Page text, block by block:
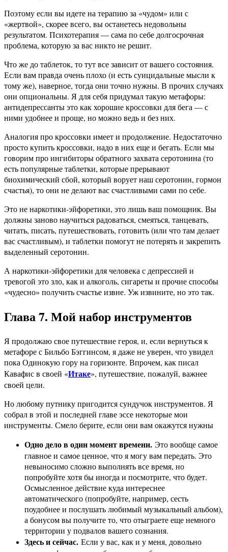
Поэтому если вы идете на терапию за «чудом» или с
«жертвой», скорее всего, вы останетесь недовольны
результатом. Психотерапия — сама по себе долгосрочная
проблема, которую за вас никто не решит.
Что же до таблеток, то тут все зависит от вашего состояния.
Если вам правда очень плохо (и есть суицидальные мысли к
тому же), наверное, тогда они точно нужны. В прочих случаях
они опциональны. Я для себя придумал такую метафоры:
антидепрессанты это как хорошие кроссовки для бега — с
ними удобнее и проще, но можно ведь и без них.
Аналогия про кроссовки имеет и продолжение. Недостаточно
просто купить кроссовки, надо в них еще и бегать. Если мы
говорим про ингибиторы обратного захвата серотонина (то
есть популярные таблетки, которые прерывают
биохимический сбой, который ворует наш серотонин, гормон
счастья), то они не делают вас счастливыми сами по себе.
Это не наркотики-эйфоретики, это лишь ваш помощник. Вы
должны заново научиться радоваться, смеяться, танцевать,
читать, писать, путешествовать, готовить (или что там делает
вас счастливым), и таблетки помогут не потерять и закрепить
выделенный серотонин.
А наркотики-эйфоретики для человека с депрессией и
тревогой это зло, как и алкоголь, сигареты и прочие способы
«чудесно» получить счастье извне. Уж извините, но это так.
Глава 7. Мой набор инструментов
Я продолжаю свое путешествие героя, и, если вернуться к
метафоре с Бильбо Бэггинсом, я даже не уверен, что увидел
пока Одинокую гору на горизонте. Впрочем, как писал
Кавафис в своей «Итаке», путешествие, пожалуй, важнее
своей цели.
Но любому путнику пригодится сундучок инструментов. Я
собрал в этой и последней главе эссе некоторые мои
инструменты. Смело берите, если они вам окажутся нужны
Одно дело в один момент времени. Это вообще самое
главное и самое ценное, что я могу вам передать. Это
невыносимо сложно выполнять все время, но
попробуйте хотя бы иногда и посмотрите, что будет.
Осмысленное действие куда интереснее
автоматического (попробуйте, например, сесть
поудобнее и послушать любимый музыкальный альбом),
а бонусом вы получите то, что отыграете еще немного
территории у подвалов вашего сознания.
Здесь и сейчас. Если у вас, как и у меня, довольно